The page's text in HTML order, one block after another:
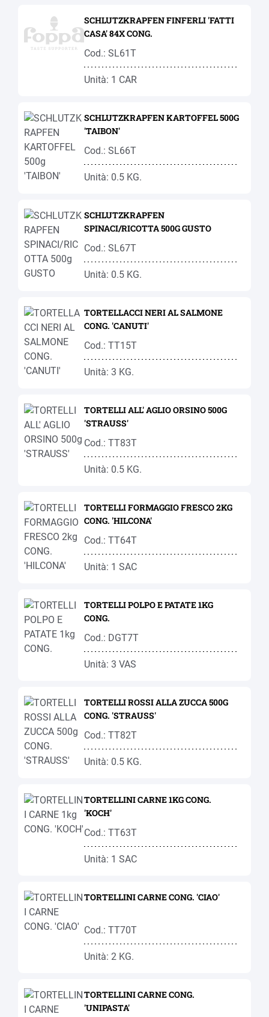
SCHLUTZKRAPFEN FINFERLI 'FATTI
CASA' 84X CONG.
Cod.: SL61T
Unità: 1 CAR
SCHLUTZKRAPFEN KARTOFFEL 500G
'TAIBON'
Cod.: SL66T
Unità: 0.5 KG.
SCHLUTZKRAPFEN
SPINACI/RICOTTA 500G GUSTO
Cod.: SL67T
Unità: 0.5 KG.
TORTELLACCI NERI AL SALMONE
CONG. 'CANUTI'
Cod.: TT15T
Unità: 3 KG.
TORTELLI ALL' AGLIO ORSINO 500G
'STRAUSS'
Cod.: TT83T
Unità: 0.5 KG.
TORTELLI FORMAGGIO FRESCO 2KG
CONG. 'HILCONA'
Cod.: TT64T
Unità: 1 SAC
TORTELLI POLPO E PATATE 1KG
CONG.
Cod.: DGT7T
Unità: 3 VAS
TORTELLI ROSSI ALLA ZUCCA 500G
CONG. 'STRAUSS'
Cod.: TT82T
Unità: 0.5 KG.
TORTELLINI CARNE 1KG CONG.
'KOCH'
Cod.: TT63T
Unità: 1 SAC
TORTELLINI CARNE CONG. 'CIAO'
Cod.: TT70T
Unità: 2 KG.
TORTELLINI CARNE CONG.
'UNIPASTA'